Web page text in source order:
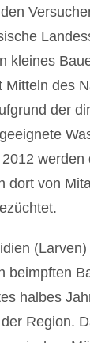
kleines
Mitteln des
der
werden
dort von
(Larven)
beimpften
halbes
Region.